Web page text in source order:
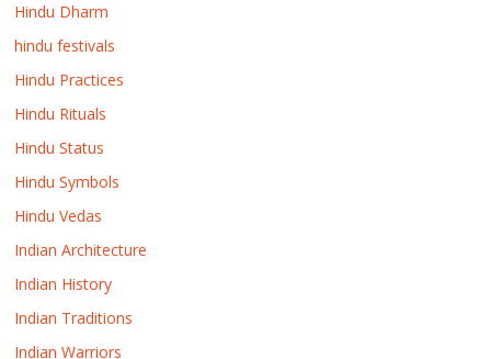
Hindu Dharm
hindu festivals
Hindu Practices
Hindu Rituals
Hindu Status
Hindu Symbols
Hindu Vedas
Indian Architecture
Indian History
Indian Traditions
Indian Warriors